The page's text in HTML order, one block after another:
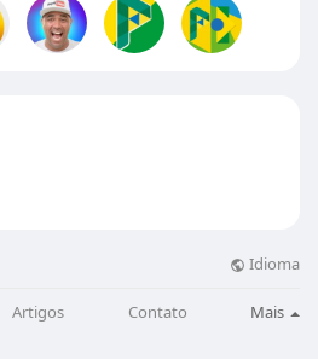
Idioma
Artigos Contato Mais